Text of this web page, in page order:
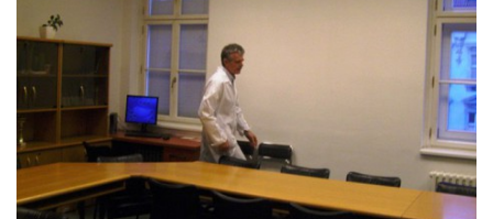
NAPSALI O NÁS
OCENĚNÍ
REPORTÁŽE
FOTOGALERIE